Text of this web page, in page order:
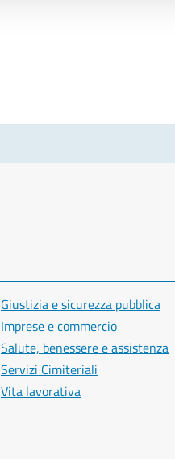
Giustizia e sicurezza pubblica
Imprese e commercio
Salute, benessere e assistenza
Servizi Cimiteriali
Vita lavorativa